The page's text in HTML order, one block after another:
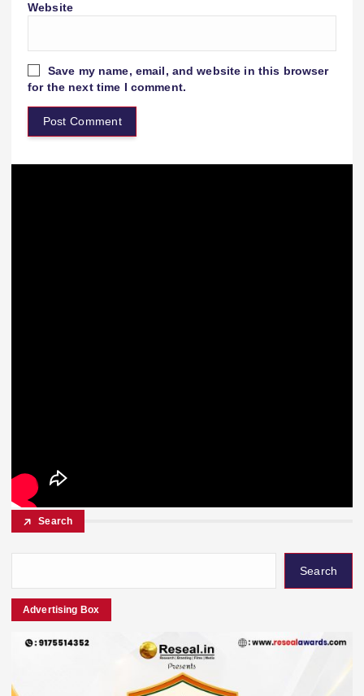
Website
Save my name, email, and website in this browser
for the next time I comment.
Search
Search
Advertising Box